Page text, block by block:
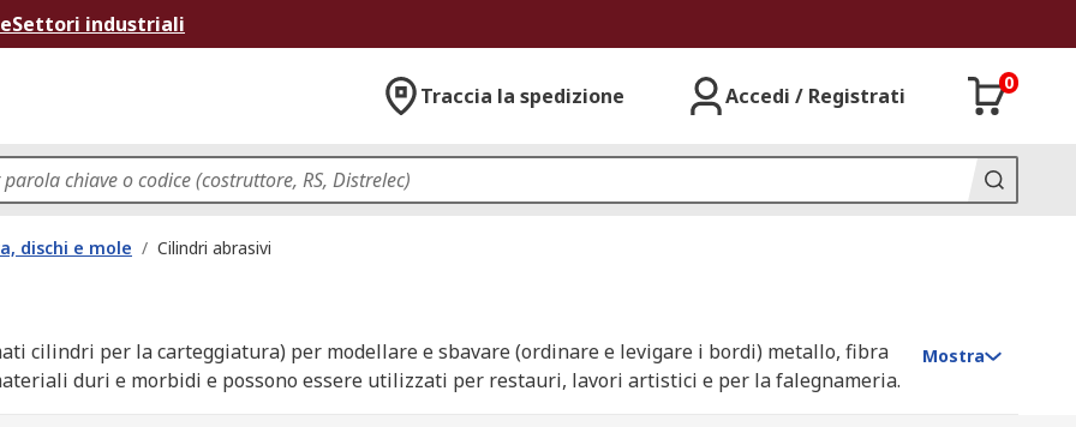
Settori industriali
Traccia la spedizione Accedi / Registrati
0
dischi e mole / Cilindri abrasivi
cilindri per la carteggiatura) per modellare e sbavare (ordinare e levigare i bordi) metallo, fibra
duri e morbidi e possono essere utilizzati per restauri, lavori artistici e per la falegnameria.
Mostra